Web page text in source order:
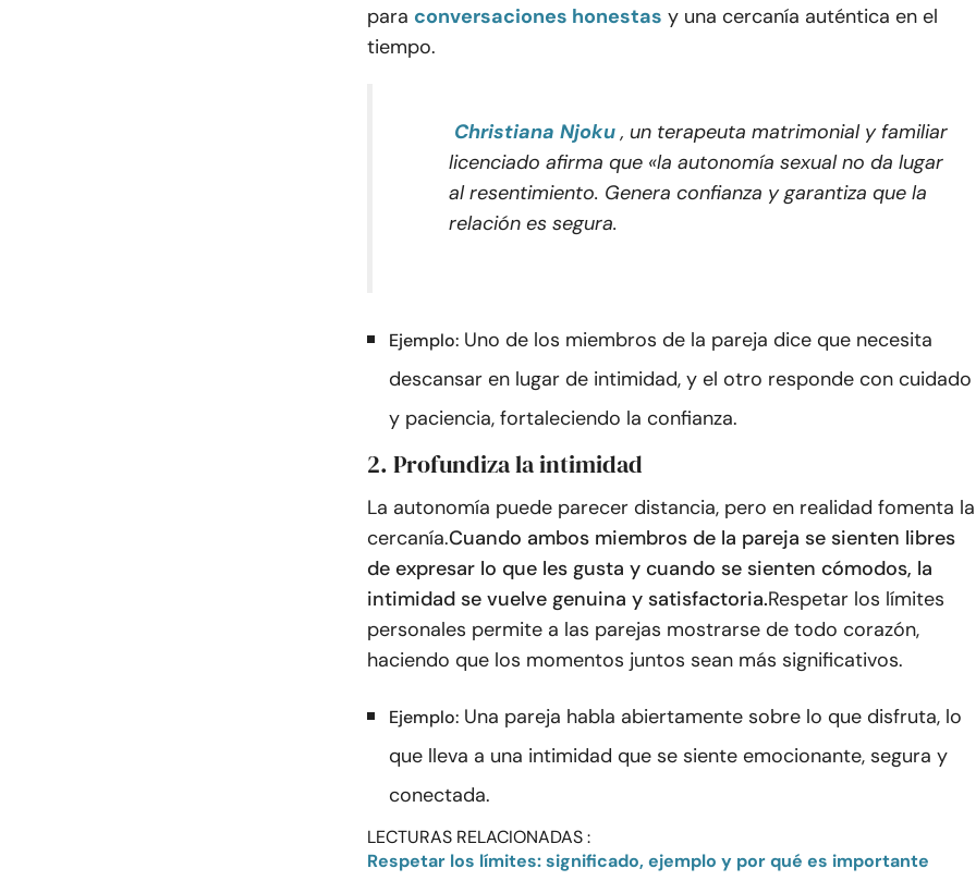
para conversaciones honestas y una cercanía auténtica en el
tiempo.
Christiana Njoku , un terapeuta matrimonial y familiar
licenciado afirma que «la autonomía sexual no da lugar
al resentimiento. Genera confianza y garantiza que la
relación es segura.
Ejemplo: Uno de los miembros de la pareja dice que necesita
descansar en lugar de intimidad, y el otro responde con cuidado
y paciencia, fortaleciendo la confianza.
2. Profundiza la intimidad
La autonomía puede parecer distancia, pero en realidad fomenta la
cercanía.Cuando ambos miembros de la pareja se sienten libres
de expresar lo que les gusta y cuando se sienten cómodos, la
intimidad se vuelve genuina y satisfactoria.Respetar los límites
personales permite a las parejas mostrarse de todo corazón,
haciendo que los momentos juntos sean más significativos.
Ejemplo: Una pareja habla abiertamente sobre lo que disfruta, lo
que lleva a una intimidad que se siente emocionante, segura y
conectada.
LECTURAS RELACIONADAS :
Respetar los límites: significado, ejemplo y por qué es importante